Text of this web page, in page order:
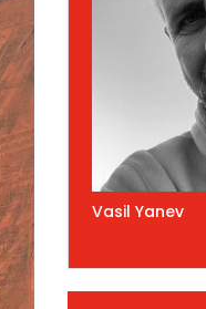
Vasil Yanev